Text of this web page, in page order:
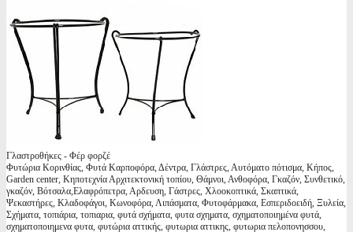
Γλαστροθήκες - Φέρ φορζέ
Φυτώρια Κορινθίας, Φυτά Καρποφόρα, Δέντρα, Γλάστρες, Αυτόματο πότισμα, Κήπος,
Garden center, Κηποτεχνία Αρχιτεκτονική τοπίου, Θάμνοι, Ανθοφόρα, Γκαζόν, Συνθετικό,
γκαζόν, Βότσαλα,Ελαφρόπετρα, Αρδευση, Γάστρες, Χλοοκοπτικά, Σκαπτικά,
Ψεκαστήρες, Κλαδοφάγοι, Κωνοφόρα, Λιπάσματα, Φυτοφάρμακα, Εσπεριδοειδή, Ξυλεία,
Σχήματα, τοπιάρια, τοπιαρια, φυτά σχήματα, φυτα σχηματα, σχηματοποιημένα φυτά,
σχηματοποιημενα φυτα, φυτώρια αττικής, φυτωρια αττικης, φυτωρια πελοπονησσου,